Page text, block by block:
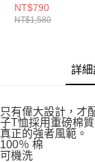
TEE G 男 短袖上衣
HM4901110
NT$790
NT$1,580
詳細
只有偉大設計，才
子T恤採用重磅棉
真正的強者風範。
100％ 棉
可機洗